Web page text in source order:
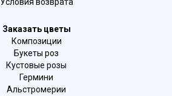
Условия возврата
Заказать цветы
Композиции
Букеты роз
Кустовые розы
Гермини
Альстромерии